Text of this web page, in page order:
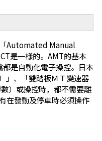
Automated Manual
是一樣的。AMT的基本
是自動化電子操控。日本
」、「雙踏板ＭＴ變速器
）或操控時，都不需要離
在發動及停車時必須操作